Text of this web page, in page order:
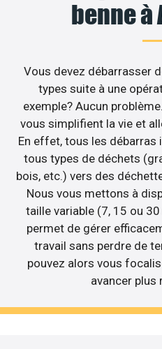
benne à
Vous devez débarrasser
types suite à une
exemple? Aucun
vous simplifient la vie et
En effet, tous les débarras
tous types de déchets
bois, etc.) vers des
Nous vous mettons à
taille variable (7, 15 ou
permet de gérer
travail sans perdre de
pouvez alors vous
avancer plus